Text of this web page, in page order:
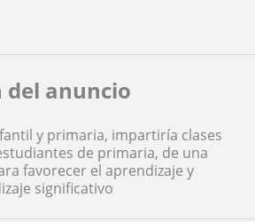
del anuncio
y primaria, impartiría clases
de primaria, de una
favorecer el aprendizaje y
significativo